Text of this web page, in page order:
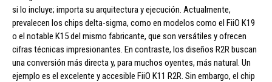
si lo incluye; importa su arquitectura y ejecución. Actualmente,
prevalecen los chips delta-sigma, como en modelos como el FiiO K19
o el notable K15 del mismo fabricante, que son versátiles y ofrecen
cifras técnicas impresionantes. En contraste, los diseños R2R buscan
una conversión más directa y, para muchos oyentes, más natural. Un
ejemplo es el excelente y accesible FiiO K11 R2R. Sin embargo, el chip